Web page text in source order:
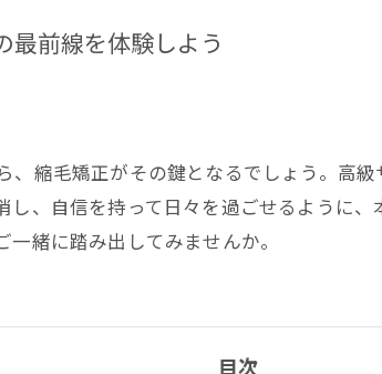
最前線を体験しよう
、縮毛矯正がその鍵となるでしょう。高
し、自信を持って日々を過ごせるように
緒に踏み出してみませんか。
目次